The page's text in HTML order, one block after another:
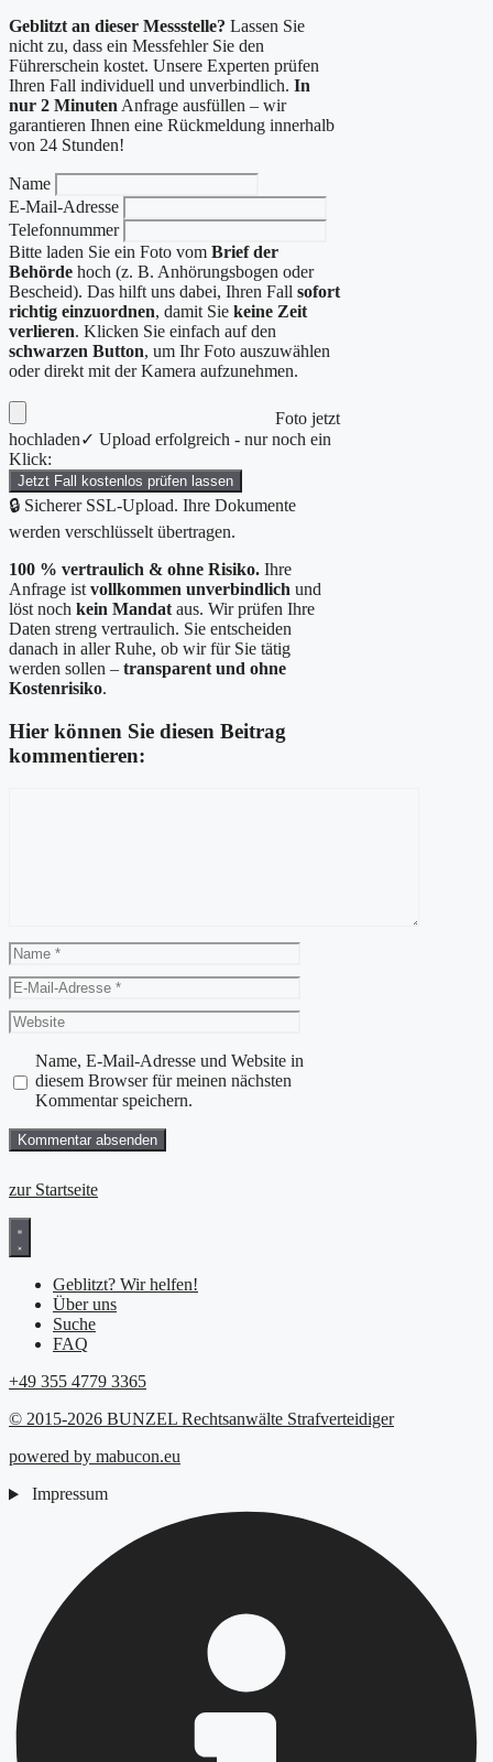
Geblitzt an dieser Messstelle? Lassen Sie
nicht zu, dass ein Messfehler Sie den
Führerschein kostet. Unsere Experten prüfen
Ihren Fall individuell und unverbindlich. In
nur 2 Minuten Anfrage ausfüllen – wir
garantieren Ihnen eine Rückmeldung innerhalb
von 24 Stunden!
Name
E-Mail-Adresse
Telefonnummer
Bitte laden Sie ein Foto vom Brief der
Behörde hoch (z. B. Anhörungsbogen oder
Bescheid). Das hilft uns dabei, Ihren Fall sofort
richtig einzuordnen, damit Sie keine Zeit
verlieren. Klicken Sie einfach auf den
schwarzen Button, um Ihr Foto auszuwählen
oder direkt mit der Kamera aufzunehmen.
Foto jetzt
hochladen✓ Upload erfolgreich - nur noch ein
Klick:
Jetzt Fall kostenlos prüfen lassen
🔒 Sicherer SSL-Upload. Ihre Dokumente
werden verschlüsselt übertragen.
100 % vertraulich & ohne Risiko. Ihre
Anfrage ist vollkommen unverbindlich und
löst noch kein Mandat aus. Wir prüfen Ihre
Daten streng vertraulich. Sie entscheiden
danach in aller Ruhe, ob wir für Sie tätig
werden sollen – transparent und ohne
Kostenrisiko.
Hier können Sie diesen Beitrag
kommentieren:
Name
E-
Mail-
Adresse
Website
Name, E-Mail-Adresse und Website in
diesem Browser für meinen nächsten
Kommentar speichern.
zur Startseite
Geblitzt? Wir helfen!
Über uns
Suche
FAQ
+49 355 4779 3365
© 2015-2026 BUNZEL Rechtsanwälte Strafverteidiger
powered by mabucon.eu
Impressum